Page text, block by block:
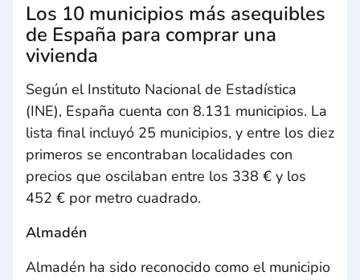
Los 10 municipios más asequibles
de España para comprar una
vivienda
Según el Instituto Nacional de Estadística
(INE), España cuenta con 8.131 municipios. La
lista final incluyó 25 municipios, y entre los diez
primeros se encontraban localidades con
precios que oscilaban entre los 338 € y los
452 € por metro cuadrado.
Almadén
Almadén ha sido reconocido como el municipio